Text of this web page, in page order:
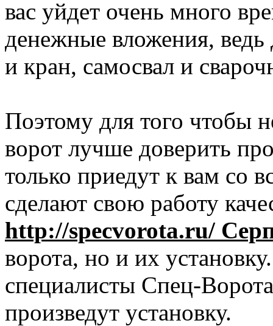
вас уйдет очень много
денежные вложения, ведь
и кран, самосвал и
Поэтому для того чтобы
ворот лучше доверить
только приедут к вам со
сделают свою работу
http://specvorota.ru/
ворота, но и их
специалисты Спец-
произведут установку.